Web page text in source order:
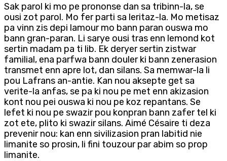
Sak parol ki mo pe prononse dan sa tribinn-la, se
ousi zot parol. Mo fer parti sa leritaz-la. Mo metisaz
pa vinn zis depi lamour mo bann paran ouswa mo
bann gran-paran. Li sarye ousi tras enn lemond kot
sertin madam pa ti lib. Ek deryer sertin zistwar
familial, ena parfwa bann douler ki bann zenerasion
transmet enn apre lot, dan silans. Sa memwar-la li
pou Lafrans an-antie. Kan nou aksepte get sa
verite-la anfas, se pa ki nou pe met enn akizasion
kont nou pei ouswa ki nou pe koz repantans. Se
lefet ki nou pe swazir pou konpran bann zafer tel ki
zot ete, plito ki swazir silans. Aimé Césaire ti deza
prevenir nou: kan enn sivilizasion pran labitid nie
limanite so prosin, li fini touzour par abim so prop
limanite.